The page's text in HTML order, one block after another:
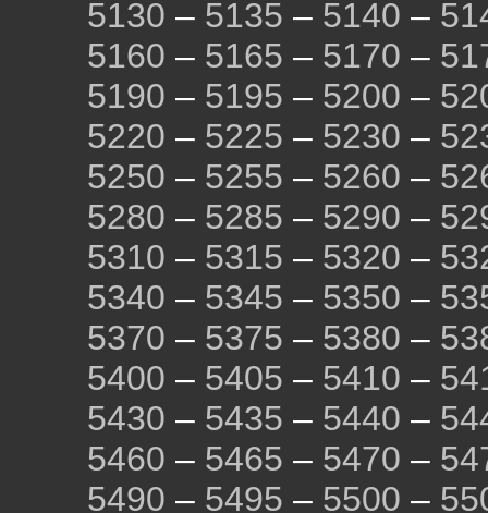
5130 – 5135 – 5140 –
5160 – 5165 – 5170 –
5190 – 5195 – 5200 –
5220 – 5225 – 5230 –
5250 – 5255 – 5260 –
5280 – 5285 – 5290 –
5310 – 5315 – 5320 –
5340 – 5345 – 5350 –
5370 – 5375 – 5380 –
5400 – 5405 – 5410 –
5430 – 5435 – 5440 –
5460 – 5465 – 5470 –
5490 – 5495 – 5500 –